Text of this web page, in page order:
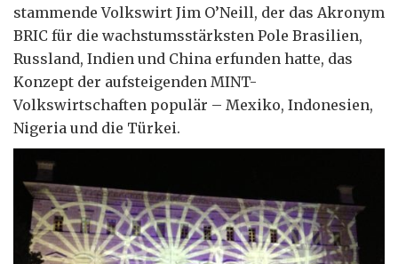
stammende Volkswirt Jim O’Neill, der das Akronym
BRIC für die wachstumsstärksten Pole Brasilien,
Russland, Indien und China erfunden hatte, das
Konzept der aufsteigenden MINT-
Volkswirtschaften populär – Mexiko, Indonesien,
Nigeria und die Türkei.